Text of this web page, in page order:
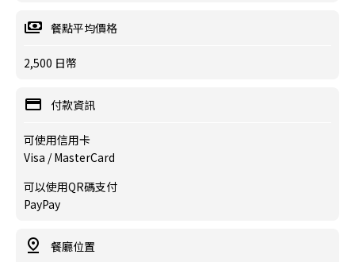
餐點平均價格
2,500 日幣
付款資訊
可使用信用卡
Visa / MasterCard
可以使用QR碼支付
PayPay
餐廳位置